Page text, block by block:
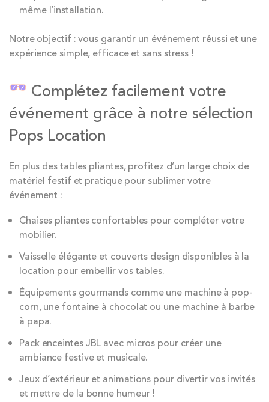
même l’installation.
Notre objectif : vous garantir un événement réussi et une
expérience simple, efficace et sans stress !
Complétez facilement votre
événement grâce à notre sélection
Pops Location
En plus des tables pliantes, profitez d’un large choix de
matériel festif et pratique pour sublimer votre
événement :
Chaises pliantes confortables pour compléter votre
mobilier.
Vaisselle élégante et couverts design disponibles à la
location pour embellir vos tables.
Équipements gourmands comme une machine à pop-
corn, une fontaine à chocolat ou une machine à barbe
à papa.
Pack enceintes JBL avec micros pour créer une
ambiance festive et musicale.
Jeux d’extérieur et animations pour divertir vos invités
et mettre de la bonne humeur !